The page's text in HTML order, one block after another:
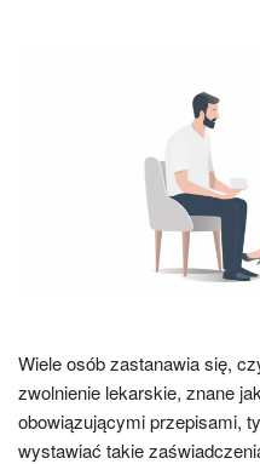
Wiele osób zastanawia się,
zwolnienie lekarskie, znane
obowiązującymi przepisami,
wystawiać takie